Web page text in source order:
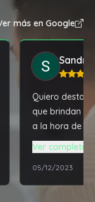
más en Google
Sandra
Quiero
que brindan y
a la hora de
una notebook
tremenda
esperaba. Una
depósito ya
Ver completa
05/12/2023